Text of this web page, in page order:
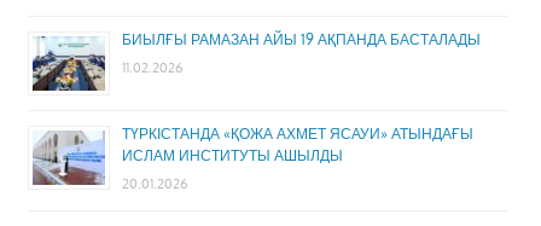
БИЫЛҒЫ РАМАЗАН АЙЫ 19 АҚПАНДА БАСТАЛАДЫ
11.02.2026
ТҮРКІСТАНДА «ҚОЖА АХМЕТ ЯСАУИ» АТЫНДАҒЫ
ИСЛАМ ИНСТИТУТЫ АШЫЛДЫ
20.01.2026